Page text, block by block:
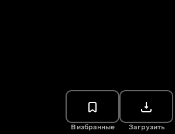
В избранные Загрузить